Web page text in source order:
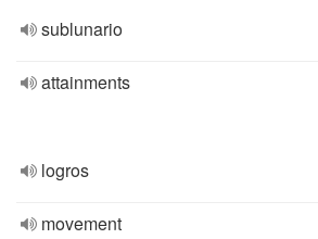
sublunario
attainments
logros
movement